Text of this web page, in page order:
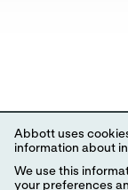
Abbott uses
information about
We use this
your preferences